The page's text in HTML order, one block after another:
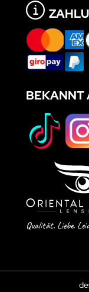
BEKANNT
Qualität. Liebe.